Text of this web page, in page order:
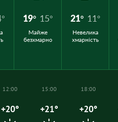
19° 15°
Майже
безхмарно
21° 11°
Невелика
хмарність
12:00
+20°
15:00
+21°
18:00
+20°